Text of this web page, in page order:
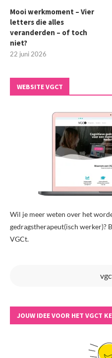
Mooi werkmoment – Vier
letters die alles
veranderden – of toch
niet?
22 juni 2026
WEBSITE VGCT
Wil je meer weten over het
gedragstherapeut(isch werker)?
VGCt.
JOUW IDEE VOOR HET VGCT